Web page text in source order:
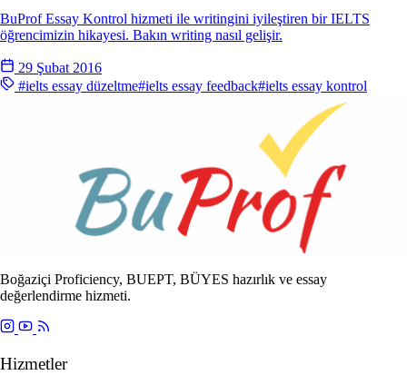
BuProf Essay Kontrol hizmeti ile writingini iyileştiren bir IELTS
öğrencimizin hikayesi. Bakın writing nasıl gelişir.
29 Şubat 2016
#ielts essay düzeltme#ielts essay feedback#ielts essay kontrol
Boğaziçi Proficiency, BUEPT, BÜYES hazırlık ve essay
değerlendirme hizmeti.
Hizmetler